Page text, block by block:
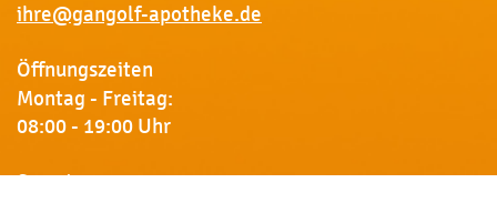
ihre@gangolf-apotheke.de
Öffnungszeiten
Montag - Freitag:
08:00 - 19:00 Uhr
Samstag: